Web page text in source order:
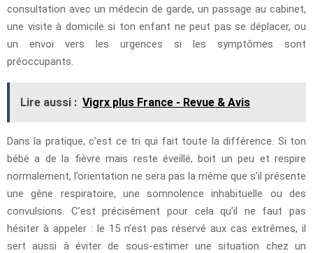
consultation avec un médecin de garde, un passage au cabinet,
une visite à domicile si ton enfant ne peut pas se déplacer, ou
un envoi vers les urgences si les symptômes sont
préoccupants.
Lire aussi : Vigrx plus France - Revue & Avis
Dans la pratique, c’est ce tri qui fait toute la différence. Si ton
bébé a de la fièvre mais reste éveillé, boit un peu et respire
normalement, l’orientation ne sera pas la même que s’il présente
une gêne respiratoire, une somnolence inhabituelle ou des
convulsions. C’est précisément pour cela qu’il ne faut pas
hésiter à appeler : le 15 n’est pas réservé aux cas extrêmes, il
sert aussi à éviter de sous-estimer une situation chez un